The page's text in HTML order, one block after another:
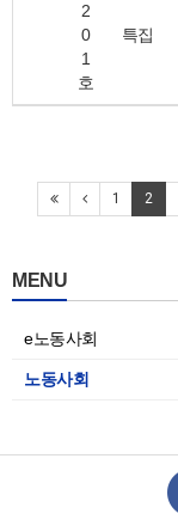
2
0
1
호
특집
1 2
MENU
e노동사회
노동사회